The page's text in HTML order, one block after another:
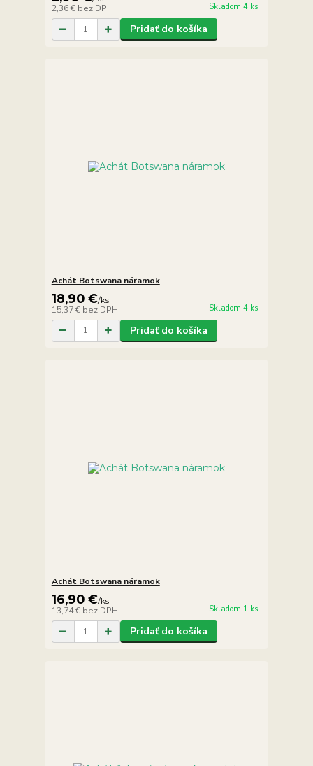
2,36 € bez DPH Skladom 4 ks
Pridať do košíka
Achát Botswana náramok
18,90 €/ks
15,37 € bez DPH Skladom 4 ks
Pridať do košíka
Achát Botswana náramok
16,90 €/ks
13,74 € bez DPH Skladom 1 ks
Pridať do košíka